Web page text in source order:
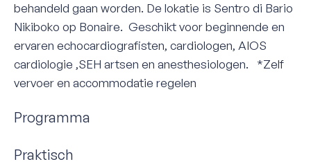
Programma
Praktisch
behandeld gaan worden. De lokatie is Sentro di Bario
Nikiboko op Bonaire. Geschikt voor beginnende en
ervaren echocardiografisten, cardiologen, AIOS
cardiologie ,SEH artsen en anesthesiologen. *Zelf
vervoer en accommodatie regelen